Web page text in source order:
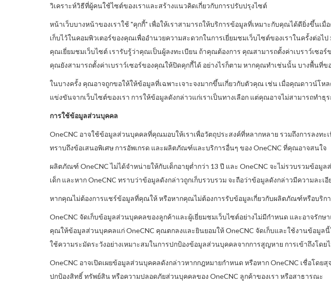
วิเคราะห์วิธีที่ผู้คนใช้ไซต์ของเราและสร้างแนวคิดเกี่ยวกับการปรับปรุงไซต์
หน้าเว็บบางหน้าของเราใช้ "คุกกี้" เพื่อให้เราสามารถให้บริการข้อมูลที่เหมาะกับคุณได้ดียิ่งขึ้นเ
เก็บไว้ในคอมพิวเตอร์ของคุณเพื่ออำนวยความสะดวกในการเยี่ยมชมเว็บไซต์ของเราในครั้งต่อ
คุณเยี่ยมชมเว็บไซต์ เรารับรู้ว่าคุณเป็นผู้ลงทะเบียน ถ้าคุณต้องการ คุณสามารถตั้งค่าเบราว์เซ
คุณยังสามารถตั้งค่าเบราว์เซอร์ของคุณให้ปิดคุกกี้ได้ อย่างไรก็ตาม หากคุณทำเช่นนั้น บางพื้นที่ข
ในบางครั้ง คุณอาจถูกขอให้ให้ข้อมูลที่เฉพาะเจาะจงมากขึ้นเกี่ยวกับตัวคุณ เช่น เมื่อคุณดาวน์โ
แข่งขันจากเว็บไซต์ของเรา การให้ข้อมูลดังกล่าวแก่เราเป็นทางเลือก แต่คุณอาจไม่สามารถทำธุ
การใช้ข้อมูลส่วนบุคคล
OneCNC อาจใช้ข้อมูลส่วนบุคคลที่คุณมอบให้เราเพื่อวัตถุประสงค์ที่หลากหลาย รวมถึงการลงท
ทราบถึงข้อเสนอพิเศษ การอัพเกรด และผลิตภัณฑ์และบริการอื่นๆ ของ OneCNC ที่คุณอาจสนใจ
ผลิตภัณฑ์ OneCNC ไม่ได้จำหน่ายให้กับเด็กอายุต่ำกว่า 13 ปี และ OneCNC จะไม่รวบรวมข้อ
เด็ก และหาก OneCNC ทราบว่าข้อมูลดังกล่าวถูกเก็บรวบรวม จะถือว่าข้อมูลดังกล่าวมีความละเ
หากคุณไม่ต้องการแชร์ข้อมูลที่คุณให้ หรือหากคุณไม่ต้องการรับข้อมูลเกี่ยวกับผลิตภัณฑ์หรือบริกา
OneCNC จัดเก็บข้อมูลส่วนบุคคลของลูกค้าและผู้เยี่ยมชมเว็บไซต์อย่างไม่มีกำหนด และอาจรั
คุณให้ข้อมูลส่วนบุคคลแก่ OneCNC คุณตกลงและยินยอมให้ OneCNC จัดเก็บและใช้งานข้อมูล
ใช้ความระมัดระวังอย่างเหมาะสมในการปกป้องข้อมูลส่วนบุคคลจากการสูญหาย การเข้าถึงโด
OneCNC อาจเปิดเผยข้อมูลส่วนบุคคลดังกล่าวหากกฎหมายกำหนด หรือหาก OneCNC เชื่อโด
ปกป้องสิทธิ์ ทรัพย์สิน หรือความปลอดภัยส่วนบุคคลของ OneCNC ลูกค้าของเรา หรือสาธารณะ